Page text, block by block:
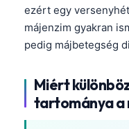
ezért egy
májenzim gyakran
pedig májbetegség
Miért
tartománya a